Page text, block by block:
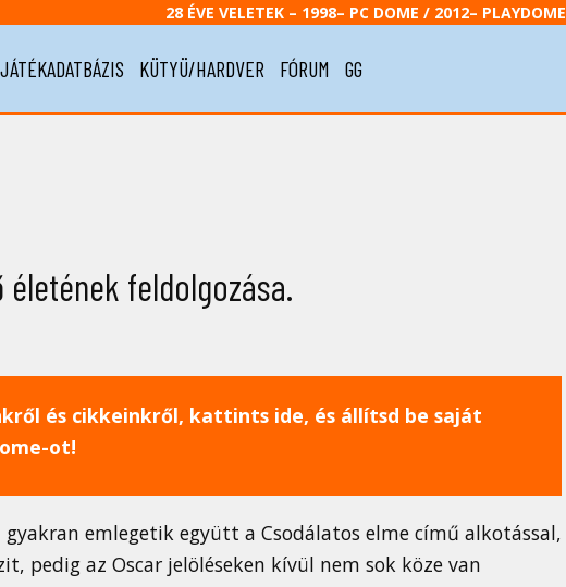
28 ÉVE VELETEK – 1998– PC DOME / 2012– PLAYDOME
JÁTÉKADATBÁZIS KÜTYÜ/HARDVER FÓRUM GG
feldolgozása.
és cikkeinkről, kattints ide, és állítsd be saját
ot!
emlegetik együtt a Csodálatos elme című alkotással,
pedig az Oscar jelöléseken kívül nem sok köze van